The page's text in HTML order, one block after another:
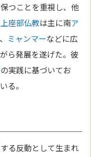
つことを重視し、他
上座部仏教は主に南ア
、 ミャンマーなどに広
ら発展を遂げた。彼
の実践に基づいてお
る。
る反動として生まれ